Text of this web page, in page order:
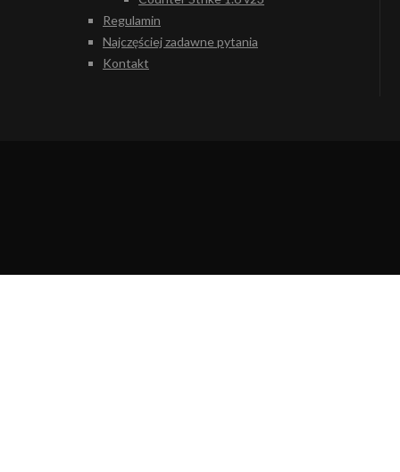
Regulamin
Najczęściej zadawne pytania
Kontakt